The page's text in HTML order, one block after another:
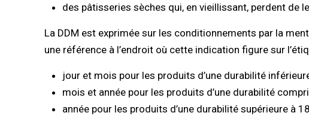
des pâtisseries sèches qui, en vieillissant, perdent de
La DDM est exprimée sur les conditionnements par la
une référence à l’endroit où cette indication figure sur
jour et mois pour les produits d’une durabilité
mois et année pour les produits d’une durabilité
année pour les produits d’une durabilité supérieure à